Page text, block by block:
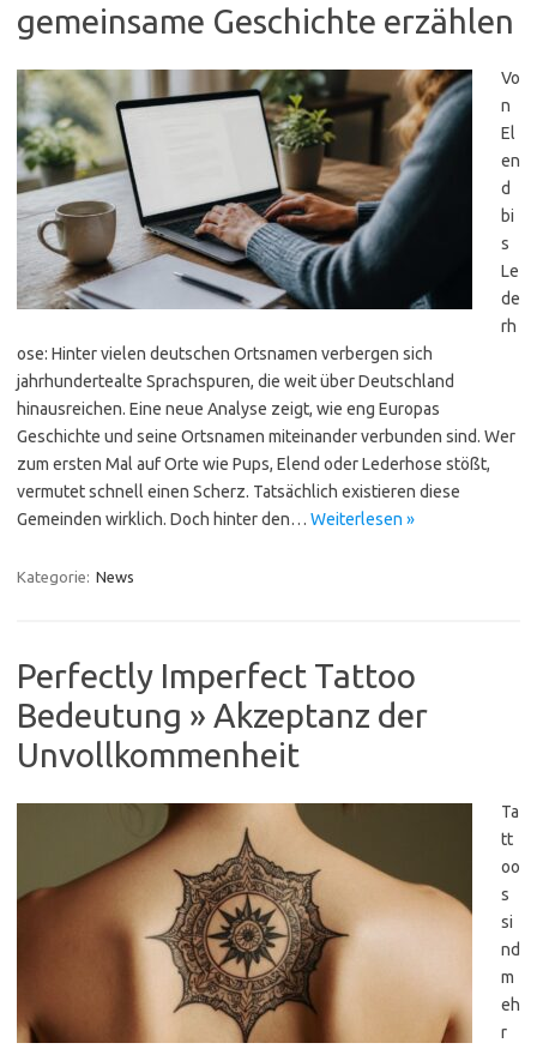
gemeinsame Geschichte erzählen
Vo
n
El
en
d
bi
s
Le
de
rh
ose: Hinter vielen deutschen Ortsnamen verbergen sich
jahrhundertealte Sprachspuren, die weit über Deutschland
hinausreichen. Eine neue Analyse zeigt, wie eng Europas
Geschichte und seine Ortsnamen miteinander verbunden sind. Wer
zum ersten Mal auf Orte wie Pups, Elend oder Lederhose stößt,
vermutet schnell einen Scherz. Tatsächlich existieren diese
Gemeinden wirklich. Doch hinter den… Weiterlesen »
Kategorie: News
Perfectly Imperfect Tattoo
Bedeutung » Akzeptanz der
Unvollkommenheit
Ta
tt
oo
s
si
nd
m
eh
r